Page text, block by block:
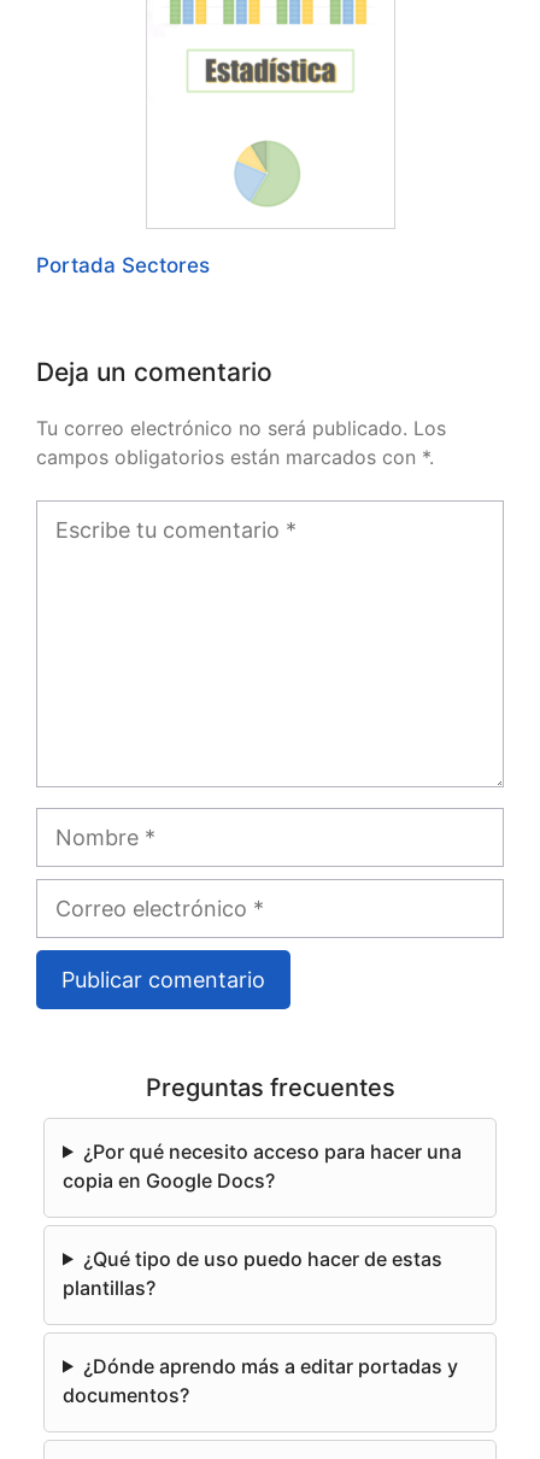
Portada Sectores
Deja un comentario
Tu correo electrónico no será publicado. Los
campos obligatorios están marcados con *.
Comentario
Correo
electrónico
a
v
Preguntas frecuentes
¿Por qué necesito acceso para hacer una
copia en Google Docs?
¿Qué tipo de uso puedo hacer de estas
plantillas?
¿Dónde aprendo más a editar portadas y
documentos?